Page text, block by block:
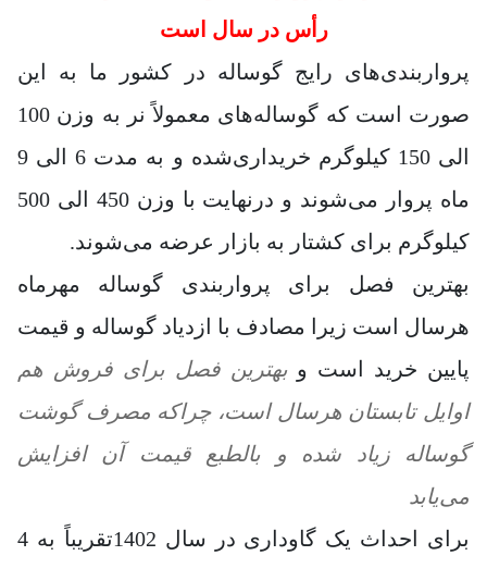
رأس در سال است
پرواربندی‌های رایج گوساله در کشور ما به این
صورت است که گوساله‌های معمولاً نر به وزن 100
الی 150 کیلوگرم خریداری‌شده و به مدت 6 الی 9
ماه پروار می‌شوند و درنهایت با وزن 450 الی 500
کیلوگرم برای کشتار به بازار عرضه می‌شوند.
بهترین فصل برای پرواربندی گوساله مهرماه
هرسال است زیرا مصادف با ازدیاد گوساله و قیمت
پایین خرید است و بهترین فصل برای فروش هم
اوایل تابستان هرسال است، چراکه مصرف گوشت
گوساله زیاد شده و بالطبع قیمت آن افزایش
می‌یابد
برای احداث یک گاوداری در سال 1402تقریباً به 4